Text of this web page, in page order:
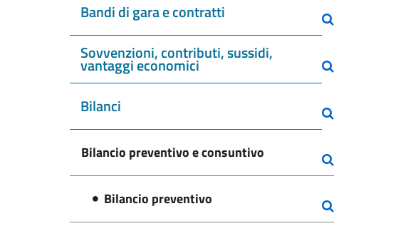
Bandi di gara e contratti
Sovvenzioni, contributi, sussidi,
vantaggi economici
Bilanci
Bilancio preventivo e consuntivo
Bilancio preventivo